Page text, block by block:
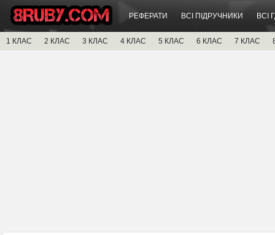
РЕФЕРАТИ ВСІ ПІДРУЧНИКИ ВСІ
1 КЛАС 2 КЛАС 3 КЛАС 4 КЛАС 5 КЛАС 6 КЛАС 7 КЛАС